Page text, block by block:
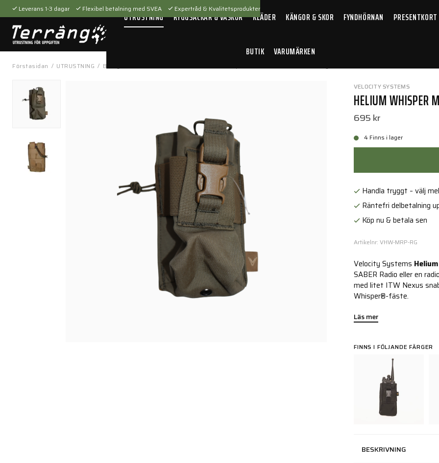
Leverans 1-3 dagar Flexibel betalning med SVEA Expertråd & Kvalitetsprodukter
UTRUSTNING RYGGSÄCKAR & VÄSKOR KLÄDER KÄNGOR & SKOR FYNDHÖRNAN PRESENTKORT
BUTIK VARUMÄRKEN
Förstasidan / UTRUSTNING / Bärsystem
VELOCITY SYSTEMS
HELIUM WHISPER
695 kr
4 Finns i lager
Handla tryggt – välj
Räntefri delbetalning
Köp nu & betala sen
Artikelnr: VHW-MRP-RG
Velocity Systems
SABER Radio eller en
med litet ITW Nexus
Whisper®-fäste.
Läs mer
FINNS I FÖLJANDE FÄRGER
BESKRIVNING